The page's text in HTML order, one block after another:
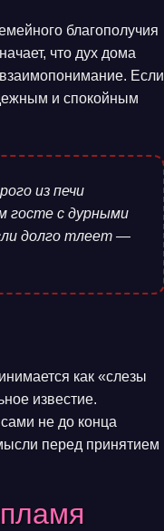
благополучия
что дух дома
Если
и спокойным
из печи
госте с дурными
долго тлеет —
как «слезы
известие.
не до конца
перед принятием